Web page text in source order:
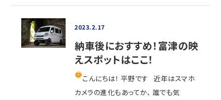
2023.2.17
納車後におすすめ！富津の映
えスポットはここ！
こんにちは！ 平野です 近年はスマホ
カメラの進化もあってか、 誰でも気